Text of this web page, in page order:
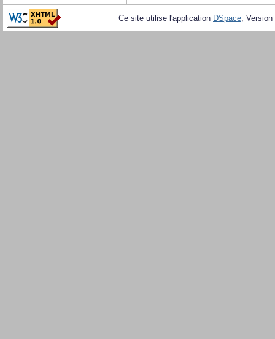
Ce site utilise l'application DSpace,